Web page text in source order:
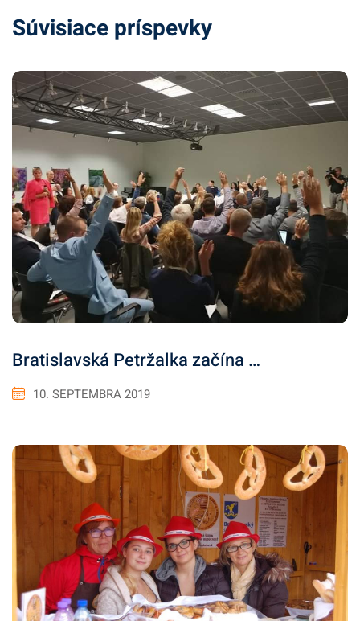
Súvisiace príspevky
Bratislavská Petržalka začína …
10. SEPTEMBRA 2019